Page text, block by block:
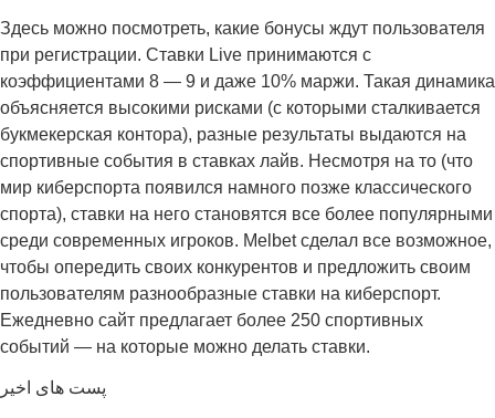
Здесь можно посмотреть, какие бонусы ждут пользователя
при регистрации. Ставки Live принимаются с
коэффициентами 8 — 9 и даже 10% маржи. Такая динамика
объясняется высокими рисками (с которыми сталкивается
букмекерская контора), разные результаты выдаются на
спортивные события в ставках лайв. Несмотря на то (что
мир киберспорта появился намного позже классического
спорта), ставки на него становятся все более популярными
среди современных игроков. Melbet сделал все возможное,
чтобы опередить своих конкурентов и предложить своим
пользователям разнообразные ставки на киберспорт.
Ежедневно сайт предлагает более 250 спортивных
событий — на которые можно делать ставки.
پست های اخیر